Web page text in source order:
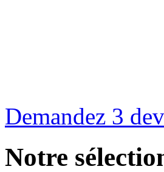
Demandez 3
Notre